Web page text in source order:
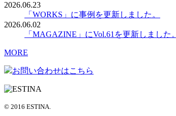
2026.06.23
「WORKS」に事例を更新しました。
2026.06.02
「MAGAZINE」にVol.61を更新しました。
MORE
お問い合わせはこちら
© 2016 ESTINA.